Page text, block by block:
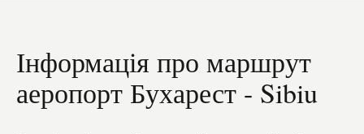
Інформація про маршрут
аеропорт Бухарест - Sibiu